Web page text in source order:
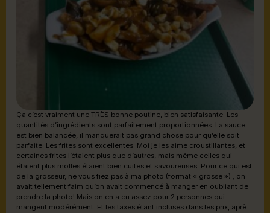
Ça c’est vraiment une TRÈS bonne poutine, bien satisfaisante. Les
quantités d’ingrédients sont parfaitement proportionnées. La sauce
est bien balancée, il manquerait pas grand chose pour qu’elle soit
parfaite. Les frites sont excellentes. Moi je les aime croustillantes, et
certaines frites l’étaient plus que d’autres, mais même celles qui
étaient plus molles étaient bien cuites et savoureuses. Pour ce qui est
de la grosseur, ne vous fiez pas à ma photo (format « grosse ») ; on
avait tellement faim qu’on avait commencé à manger en oubliant de
prendre la photo! Mais on en a eu assez pour 2 personnes qui
mangent modérément. Et les taxes étant incluses dans les prix, après